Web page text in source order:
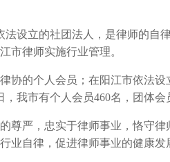
法设立的社团法人，是律师的自
市律师实施行业管理。
协的个人会员；在阳江市依法
我市有个人会员460名，团体会
尊严，忠实于律师事业，恪守
业自律，促进律师事业的健康